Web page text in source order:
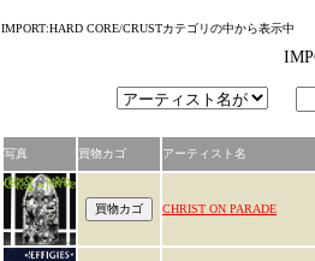
IMPORT:HARD CORE/CRUSTカテゴリの中から表示中
写真 買物カゴ アーティスト名
CHRIST ON PARADE